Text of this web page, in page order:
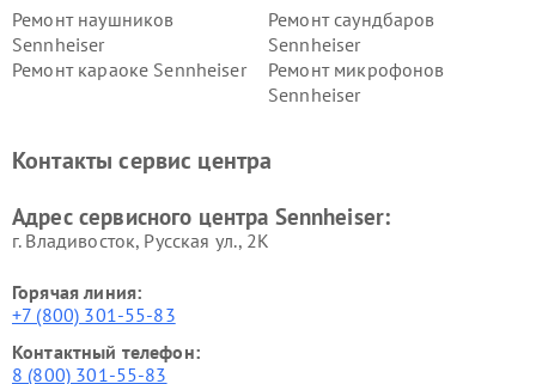
Ремонт наушников
Sennheiser
Ремонт саундбаров
Sennheiser
Ремонт караоке Sennheiser
Ремонт микрофонов
Sennheiser
Контакты сервис центра
Адрес сервисного центра Sennheiser:
г. Владивосток, Русская ул., 2К
Горячая линия:
+7 (800) 301-55-83
Контактный телефон:
8 (800) 301-55-83